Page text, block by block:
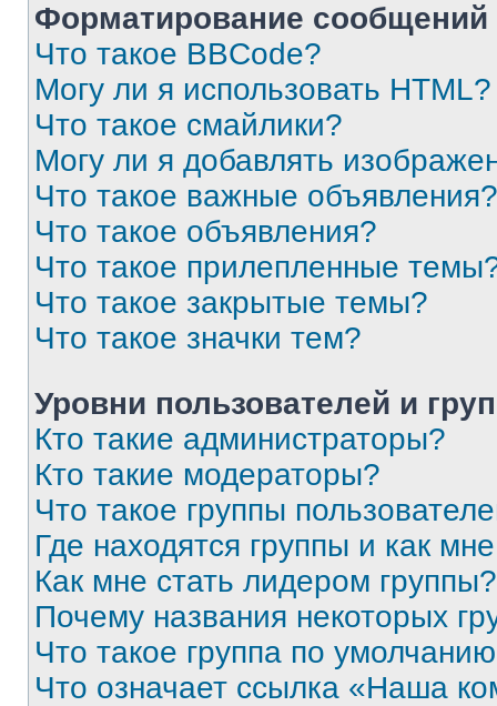
Форматирование
Что такое BBCode?
Могу ли я использовать HTML?
Что такое смайлики?
Могу ли я добавлять
Что такое важные объявления?
Что такое объявления?
Что такое прилепленные
Что такое закрытые темы?
Что такое значки тем?
Уровни пользователей и
Кто такие администраторы?
Кто такие модераторы?
Что такое группы
Где находятся группы и как
Как мне стать лидером группы?
Почему названия некоторых
Что такое группа по
Что означает ссылка «Наша